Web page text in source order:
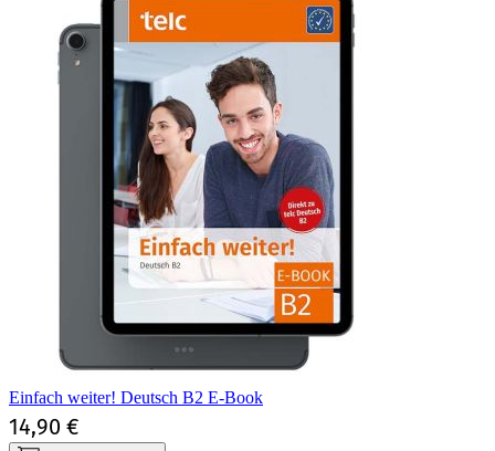
Einfach weiter! Deutsch B2 E-Book
14,90 €